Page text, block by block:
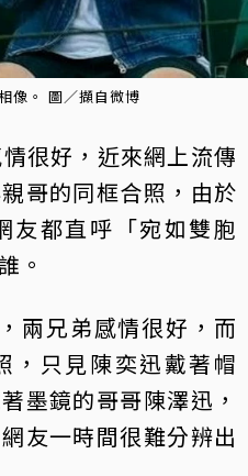
像。 圖／擷自微博
很好，近來網上流傳
哥的同框合照，由於
友都直呼「宛如雙胞
。
兩兄弟感情很好，而
，只見陳奕迅戴著帽
墨鏡的哥哥陳澤迅，
友一時間很難分辨出